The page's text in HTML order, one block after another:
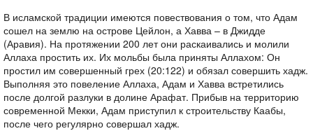
В исламской традиции имеются повествования о том, что Адам
сошел на землю на острове Цейлон, а Хавва – в Джидде
(Аравия). На протяжении 200 лет они раскаивались и молили
Аллаха простить их. Их мольбы была приняты Аллахом: Он
простил им совершенный грех (20:122) и обязал совершить хадж.
Выполняя это повеление Аллаха, Адам и Хавва встретились
после долгой разлуки в долине Арафат. Прибыв на территорию
современной Мекки, Адам приступил к строительству Каабы,
после чего регулярно совершал хадж.